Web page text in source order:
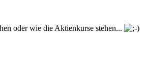
oder wie die Aktienkurse stehen...